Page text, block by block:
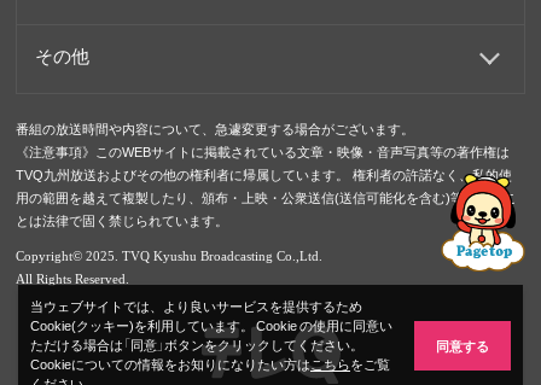
その他
番組の放送時間や内容について、急遽変更する場合がございます。
《注意事項》このWEBサイトに掲載されている文章・映像・音声写真等の著作権は
TVQ九州放送およびその他の権利者に帰属しています。 権利者の許諾なく、私的使
用の範囲を越えて複製したり、頒布・上映・公衆送信(送信可能化を含む)等を行うこ
とは法律で固く禁じられています。
Copyright© 2025. TVQ Kyushu Broadcasting Co.,Ltd.
All Rights Reserved.
当ウェブサイトでは、より良いサービスを提供するため
Cookie(クッキー)を利用しています。 Cookie の使用に同意い
ただける場合は「同意」ボタンをクリックしてください。
Cookieについての情報をお知りになりたい方はこちらをご覧
同意する